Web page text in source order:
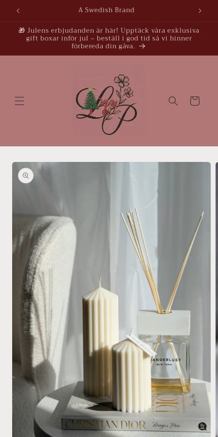
vidare
till
A Swedish Brand
🎁 Julens erbjudanden är här! Upptäck våra exklusiva
gift boxar inför jul – beställ i god tid så vi hinner
förbereda din gåva.
Varukorg
vidare till